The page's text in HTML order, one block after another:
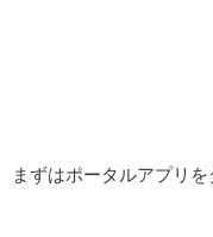
まずはポータルアプリ